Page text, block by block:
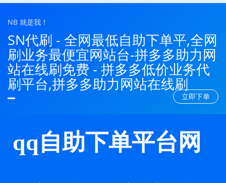
NB 就是我！
SN代刷 - 全网最低自助下单平,全网
刷业务最便宜网站台-拼多多助力网
站在线刷免费 - 拼多多低价业务代
刷平台,拼多多助力网站在线刷
立即下单
qq自助下单平台网